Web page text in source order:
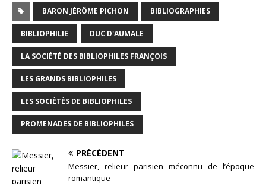
BARON JÉRÔME PICHON BIBLIOGRAPHIES
BIBLIOPHILIE DUC D'AUMALE
LA SOCIÉTÉ DES BIBLIOPHILES FRANÇOIS
LES GRANDS BIBLIOPHILES
LES SOCIÉTÉS DE BIBLIOPHILES
PROMENADES DE BIBLIOPHILES
PRÉCÉDENT
Messier, relieur parisien méconnu de l’époque
romantique